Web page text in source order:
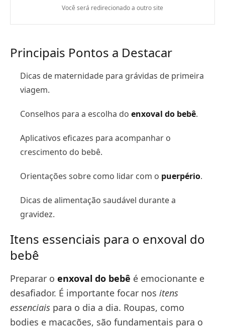
Você será redirecionado a outro site
Principais Pontos a Destacar
Dicas de maternidade para grávidas de primeira
viagem.
Conselhos para a escolha do enxoval do bebê.
Aplicativos eficazes para acompanhar o
crescimento do bebê.
Orientações sobre como lidar com o puerpério.
Dicas de alimentação saudável durante a
gravidez.
Itens essenciais para o enxoval do
bebê
Preparar o enxoval do bebê é emocionante e
desafiador. É importante focar nos itens
essenciais para o dia a dia. Roupas, como
bodies e macacões, são fundamentais para o